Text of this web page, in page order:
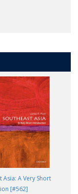
Asia: A Very Short
[#562]